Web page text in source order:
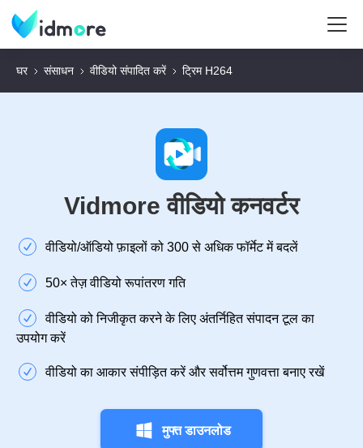
घर संसाधन वीडियो संपादित करें ट्रिम H264
Vidmore वीडियो कनवर्टर
वीडियो/ऑडियो फ़ाइलों को 300 से अधिक फॉर्मेट में बदलें
50× तेज़ वीडियो रूपांतरण गति
वीडियो को निजीकृत करने के लिए अंतर्निहित संपादन टूल का
उपयोग करें
वीडियो का आकार संपीड़ित करें और सर्वोत्तम गुणवत्ता बनाए रखें
मुफ्त डाउनलोड